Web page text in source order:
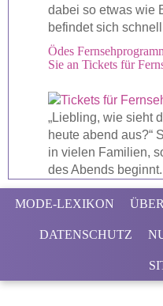
dabei so etwas wie
befindet sich
Ödes
Sie an Tickets für
„Liebling, wie sieht
heute abend aus?“
in vielen Familien,
des Abends
MODE-LEXIKON
DATENSCHUTZ